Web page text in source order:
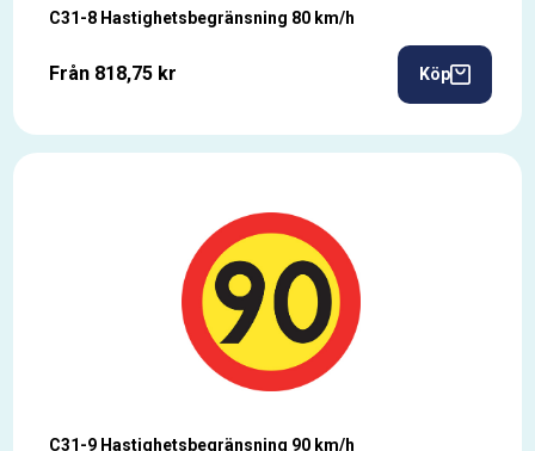
C31-8 Hastighetsbegränsning 80 km/h
Från 818,75 kr Köp
C31-9 Hastighetsbegränsning 90 km/h